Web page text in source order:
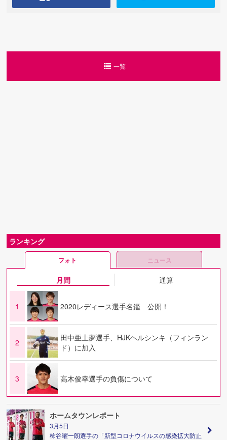
一覧
ランキング
フォト ニュース
月間 通算
1 2020レディース選手名鑑 公開！
2
田中亜土夢選手、HJKヘルシンキ（フィンラン
ド）に加入
3 高木俊幸選手の負傷について
ホームタウンレポート
3月5日
柿谷曜一朗選手の「新型コロナウイルスの感染拡大防止